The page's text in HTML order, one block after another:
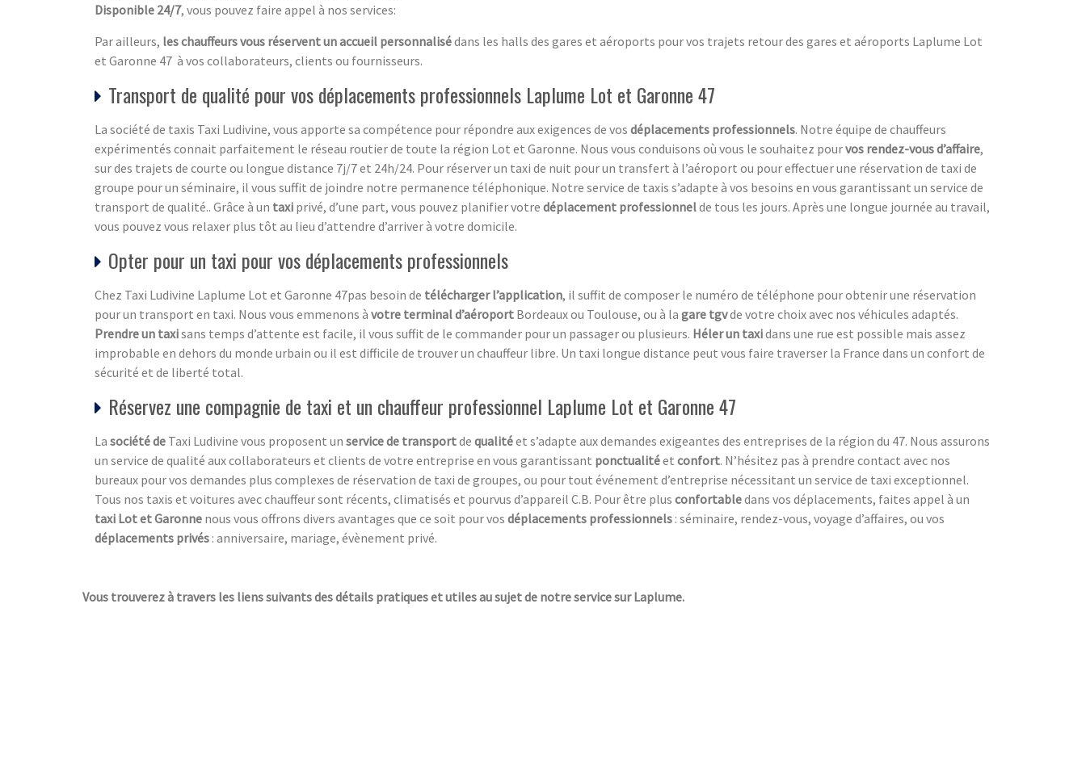
Disponible 24/7, vous pouvez faire appel à nos services:
Par ailleurs, les chauffeurs vous réservent un accueil personnalisédans les halls des gares et aéroports pour vos trajets retour des gares et aéroports Laplume Lot
et Garonne 47 à vos collaborateurs, clients ou fournisseurs.
Transport de qualité pour vos déplacements professionnels Laplume Lot et Garonne 47
La société de taxis Taxi Ludivine, vous apporte sa compétence pour répondre aux exigences de vos déplacements professionnels. Notre équipe de chauffeurs
expérimentés connait parfaitement le réseau routier de toute la région Lot et Garonne. Nous vous conduisons où vous le souhaitez pourvos rendez-vous d’affaire,
sur des trajets de courte ou longue distance 7j/7 et 24h/24. Pour réserver un taxi de nuit pour un transfert à l’aéroport ou pour effectuer une réservation de taxi de
groupe pour un séminaire, il vous suffit de joindre notre permanence téléphonique. Notre service de taxis s’adapte à vos besoins en vous garantissant un service de
transport de qualité.. Grâce à un taxi privé, d’une part, vous pouvez planifier votre déplacement professionnelde tous les jours. Après une longue journée au travail,
vous pouvez vous relaxer plus tôt au lieu d’attendre d’arriver à votre domicile.
Opter pour un taxi pour vos déplacements professionnels
Chez Taxi Ludivine Laplume Lot et Garonne 47pas besoin de télécharger l’application, il suffit de composer le numéro de téléphone pour obtenir une réservation
pour un transport en taxi. Nous vous emmenons à votre terminal d’aéroport Bordeaux ou Toulouse, ou à la gare tgvde votre choix avec nos véhicules adaptés.
Prendre un taxisans temps d’attente est facile, il vous suffit de le commander pour un passager ou plusieurs. Héler un taxidans une rue est possible mais assez
improbable en dehors du monde urbain ou il est difficile de trouver un chauffeur libre. Un taxi longue distance peut vous faire traverser la France dans un confort de
sécurité et de liberté total.
Réservez une compagnie de taxi et un chauffeur professionnel Laplume Lot et Garonne 47
La société de Taxi Ludivine vous proposent un service de transportde qualitéet s’adapte aux demandes exigeantes des entreprises de la région du 47. Nous assurons
un service de qualité aux collaborateurs et clients de votre entreprise en vous garantissant ponctualitéet confort. N’hésitez pas à prendre contact avec nos
bureaux pour vos demandes plus complexes de réservation de taxi de groupes, ou pour tout événement d’entreprise nécessitant un service de taxi exceptionnel.
Tous nos taxis et voitures avec chauffeur sont récents, climatisés et pourvus d’appareil C.B. Pour être plus confortabledans vos déplacements, faites appel à un
taxi Lot et Garonne nous vous offrons divers avantages que ce soit pour vos déplacements professionnels : séminaire, rendez-vous, voyage d’affaires, ou vos
déplacements privés : anniversaire, mariage, évènement privé.
Vous trouverez à travers les liens suivants des détails pratiques et utiles au sujet de notre service sur Laplume.